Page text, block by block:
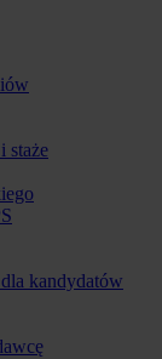
staże
kandydatów